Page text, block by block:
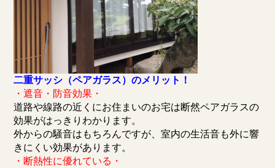
二重サッシ（ペアガラス）のメリット！
・遮音・防音効果・
道路や線路の近くにお住まいのお宅は断然ペアガラスの
効果がはっきりわかります。
外からの騒音はもちろんですが、室内の生活音も外に響
きにくい効果があります。
・断熱性に優れている・